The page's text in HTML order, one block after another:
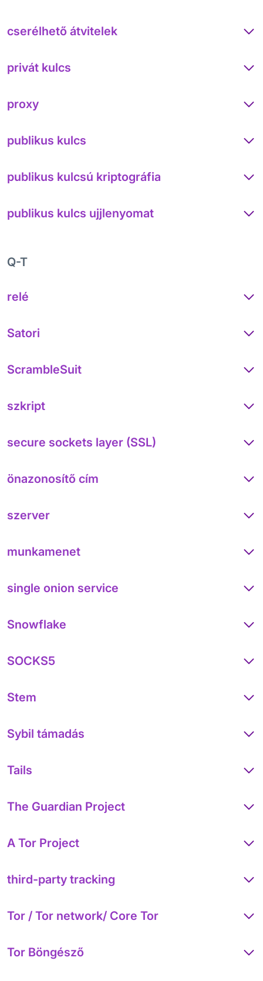
cserélhető átvitelek
privát kulcs
proxy
publikus kulcs
publikus kulcsú kriptográfia
publikus kulcs ujjlenyomat
Q-T
relé
Satori
ScrambleSuit
szkript
secure sockets layer (SSL)
önazonosítő cím
szerver
munkamenet
single onion service
Snowflake
SOCKS5
Stem
Sybil támadás
Tails
The Guardian Project
A Tor Project
third-party tracking
Tor / Tor network/ Core Tor
Tor Böngésző